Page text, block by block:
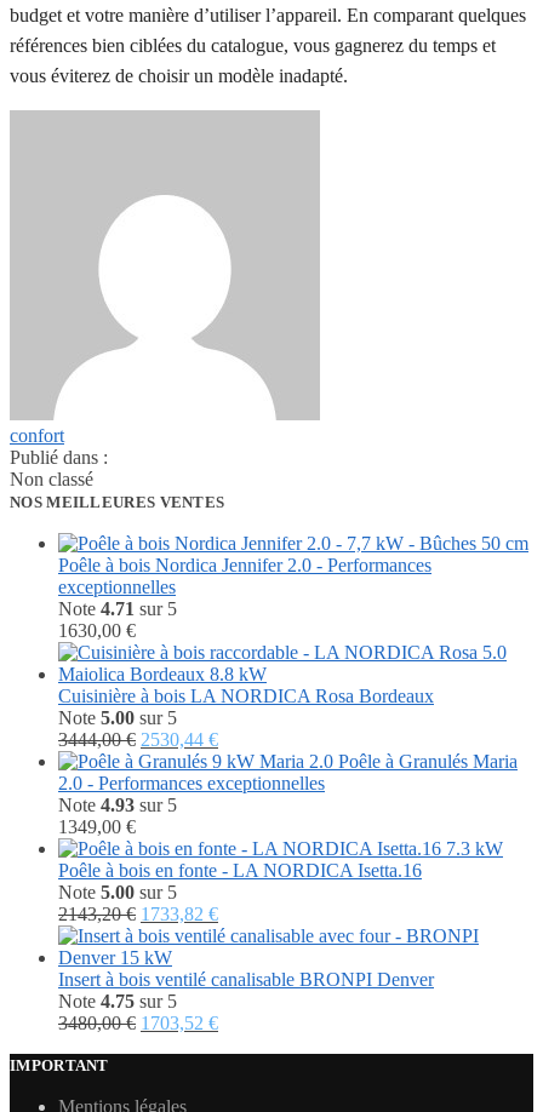
budget et votre manière d’utiliser l’appareil. En comparant quelques
références bien ciblées du catalogue, vous gagnerez du temps et
vous éviterez de choisir un modèle inadapté.
confort
Publié dans :
Non classé
NOS MEILLEURES VENTES
Poêle à bois Nordica Jennifer 2.0 - Performances
exceptionnelles
Note 4.71 sur 5
1630,00 €
Cuisinière à bois LA NORDICA Rosa Bordeaux
Note 5.00 sur 5
3444,00€ Le
prix
initial
était :
2530,44 €Le
prix
actuel
Poêle à Granulés Maria
2.0 - Performances exceptionnelles
Note 4.93 sur 5
1349,00 €
Poêle à bois en fonte - LA NORDICA Isetta.16
Note 5.00 sur 5
2143,20€ Le
prix
initial
était :
2143,20 €.
1733,82 €Le
prix
est :
Insert à bois ventilé canalisable BRONPI Denver
Note 4.75 sur 5
3480,00€ Le
1703,52 €Le
IMPORTANT
Mentions légales